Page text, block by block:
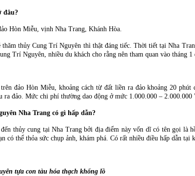
đâu?
Hòn Miễu, vịnh Nha Trang, Khánh Hòa.
thủy Cung Trí Nguyên thì thật đáng tiếc. Thời tiết tại Nha
Trí Nguyên, nhiều du khách cho rằng nên tham quan vào tháng
đảo Hòn Miễu, khoảng cách từ đất liền ra đảo khoảng 20
ra đảo. Mức chi phí thường dao động ở mức 1.000.000 – 2.000.000
Nha Trang có gì hấp dẫn?
thủy cung tại Nha Trang bởi địa điểm này vốn dĩ có tên gọi
có thể thỏa sức chụp ảnh, khám phá. Có rất nhiều điều hấp dẫn
tựa con tàu hóa thạch khổng lồ